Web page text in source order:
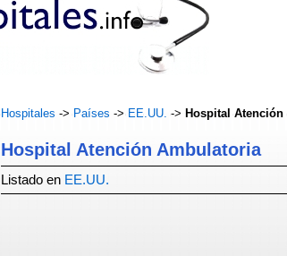
Hospitales -> Países -> EE.UU. -> Hospital
Hospital Atención Ambulatoria
Listado en EE.UU.